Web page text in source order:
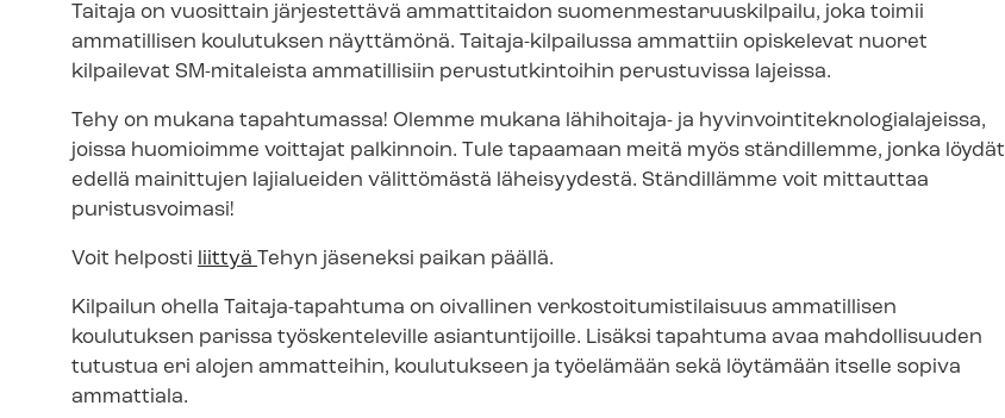
Taitaja on vuosittain järjestettävä ammattitaidon suo­men­mes­ta­ruus­kil­pai­lu, joka toimii
ammatillisen koulutuksen näyttämönä. Taitaja-​kilpailussa ammattiin opiskelevat nuoret
kilpailevat SM-mitaleista ammatillisiin perustutkintoihin perustuvissa lajeissa.
Tehy on mukana tapahtumassa! Olemme mukana lähihoitaja- ja hy­vin­voin­ti­tek­no­lo­gia­la­jeis­sa,
joissa huomioimme voittajat palkinnoin. Tule tapaamaan meitä myös ständillemme, jonka löydät
edellä mainittujen lajialueiden välittömästä läheisyydestä. Ständillämme voit mittauttaa
puristusvoimasi!
Voit helposti liittyä Tehyn jäseneksi paikan päällä.
Kilpailun ohella Taitaja-tapahtuma on oivallinen ver­kos­toi­tu­mis­ti­lai­suus ammatillisen
koulutuksen parissa työskenteleville asiantuntijoille. Lisäksi tapahtuma avaa mahdollisuuden
tutustua eri alojen ammatteihin, koulutukseen ja työelämään sekä löytämään itselle sopiva
ammattiala.